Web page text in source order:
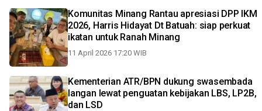
Komunitas Minang Rantau apresiasi DPP IKM
2026, Harris Hidayat Dt Batuah: siap perkuat
ikatan untuk Ranah Minang
11 April 2026 17:20 WIB
Kementerian ATR/BPN dukung swasembada
langan lewat penguatan kebijakan LBS, LP2B,
dan LSD